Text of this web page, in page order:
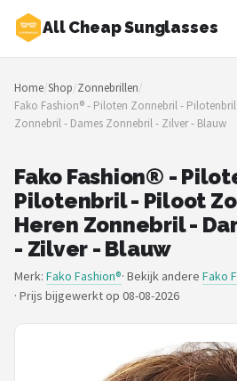
All Cheap Sunglasses
Zoeken
NAVIGATIE
Shop
Merken
Blog
Zonnebrillen
Baby zonnebrillen
POPULAIRE MERKEN
Home/Shop/Zonnebrillen/
Fako Fashion® - Piloten Zonnebril -
Zonnebril - Dames Zonnebril - Zilver - Blauw
Fako Fashion® -
Pilotenbril - Piloot
Heren Zonnebril -
- Zilver - Blauw
Merk: Fako Fashion®· Bekijk andere Fako
· Prijs bijgewerkt op 08-08-2026